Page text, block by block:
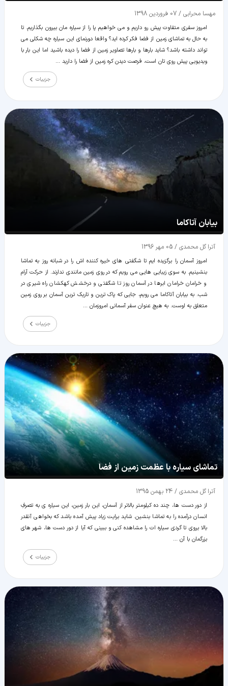
مهسا محرابی / 07 فروردین 1398
امروز سفری متفاوت پیش رو داریم و می خواهیم پا را از سیاره مان بیرون بگذاریم. تا
به حال به تماشای زمین از فضا فکر کرده اید؟ واقعا دورنمای این سیاره چه شکلی می
تواند داشته باشد؟ شاید بارها و بارها تصاویر زمین از فضا را دیده باشید اما این بار با
ویدیویی پیش روی تان است، فرصت دیدن کره زمین از فضا را دارید ...
جزییات
بیابان آتاکاما
آترا گل محمدی / 05 مهر 1396
امروز آسمان را برگزیده ایم تا شگفتی های خیره کننده اش را در شبانه روز به تماشا
بنشینیم. به سوی زیبایی هایی می رویم که در روی زمین مانندی ندارند. از حرکت آرام
و خرامان خرامان ابرها در آسمان روز تا شگفتی و درخشش کهکشان راه شیری در
شب. به بیابان آتاکاما می رویم، جایی که پاک ترین و تاریک ترین آسمان بر روی زمین
متعلق به اوست. به هیچ عنوان سفر آسمانی امروزمان ...
جزییات
تماشای سیاره با عظمت زمین از فضا
آترا گل محمدی / 24 بهمن 1395
از دور دست ها، چند ده کیلومتر بالاتر از آسمان، این بار زمین، این سیاره ی به تصرفِ
انسان درآمده را به تماشا بنشین. شاید برایت زیاد پیش آمده باشد که بخواهی آنقدر
بالا بروی تا گردی سیاره ات را مشاهده کنی و ببینی که آیا از دور دست ها، شهر های
بزرگمان با آن ...
جزییات